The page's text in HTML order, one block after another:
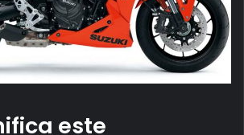
este